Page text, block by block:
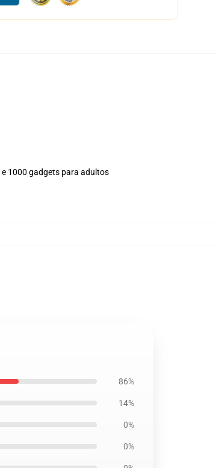
1000 gadgets para adultos
86%
14%
0%
0%